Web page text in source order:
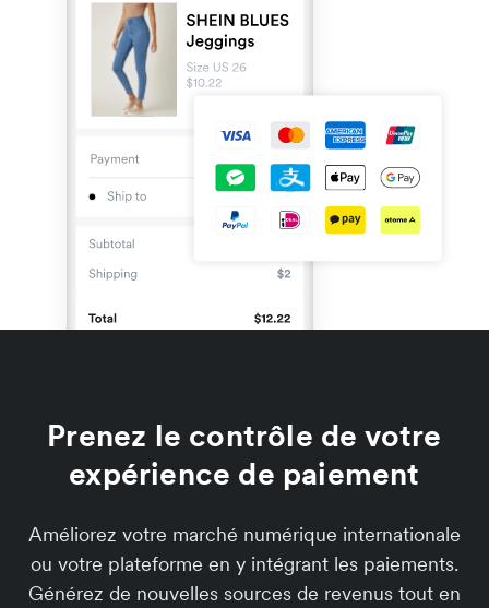
Prenez le contrôle de votre
expérience de paiement
Améliorez votre marché numérique internationale
ou votre plateforme en y intégrant les paiements.
Générez de nouvelles sources de revenus tout en